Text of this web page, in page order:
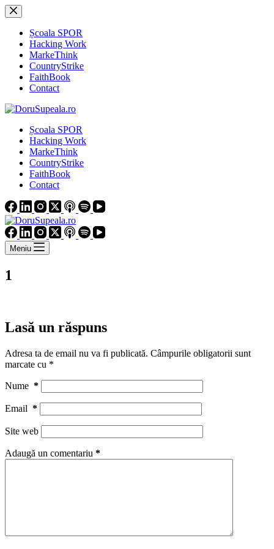
Sari
la
conținutȘcoala SPOR
Hacking Work
MarkeThink
CountryStrike
FaithBook
Contact
Școala SPOR
Hacking Work
MarkeThink
CountryStrike
FaithBook
Contact
Meniu
1
Lasă un răspuns
Adresa ta de email nu va fi publicată. Câmpurile obligatorii sunt
marcate cu *
Nume *
Email *
Site web
Adaugă un comentariu *